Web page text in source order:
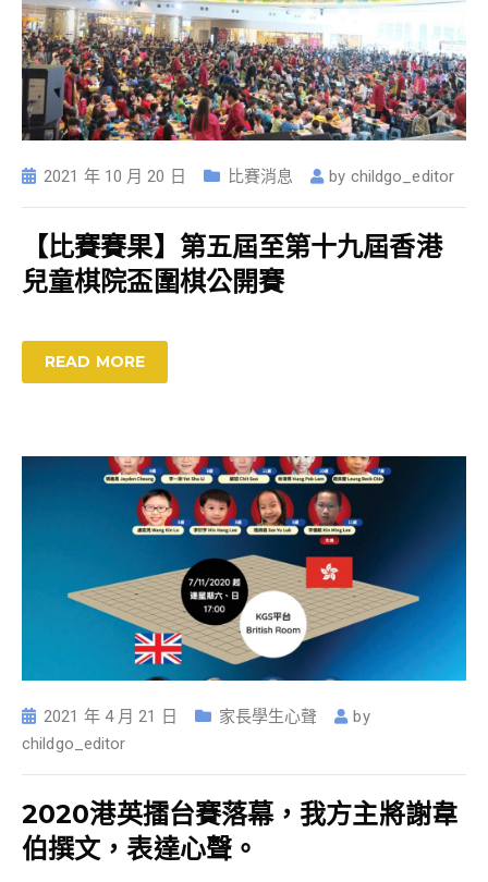
2021 年 10 月 20 日 比賽消息 by childgo_editor
【比賽賽果】第五屆至第十九屆香港
兒童棋院盃圍棋公開賽
READ MORE
2021 年 4 月 21 日 家長學生心聲
by
childgo_editor
2020港英擂台賽落幕，我方主將謝韋
伯撰文，表達心聲。